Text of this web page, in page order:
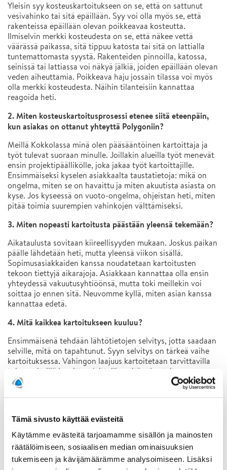
Tämä sivusto käyttää evästeitä
Käytämme evästeitä tarjoamamme sisällön ja mainosten
räätälöimiseen, sosiaalisen median ominaisuuksien
tukemiseen ja kävijämäärämme analysoimiseen. Lisäksi
Yleisin syy kosteuskartoitukseen on se, että on sattunut
vesivahinko tai sitä epäillään. Syy voi olla myös se, että
rakenteissa epäillään olevan poikkeavaa kosteutta.
Ilmiselvin merkki kosteudesta on se, että näkee vettä
väärässä paikassa, sitä tippuu katosta tai sitä on lattialla
tuntemattomasta syystä. Rakenteiden pinnoilla, katossa,
seinissä tai lattiassa voi näkyä jälkiä, joiden epäillään olevan
veden aiheuttamia. Poikkeava haju jossain tilassa voi myös
olla merkki kosteudesta. Näihin tilanteisiin kannattaa
reagoida heti.
2. Miten kosteuskartoitusprosessi etenee siitä eteenpäin,
kun asiakas on ottanut yhteyttä Polygoniin?
Meillä Kokkolassa minä olen pääsääntöinen kartoittaja ja
työt tulevat suoraan minulle. Joillakin alueilla työt menevät
ensin projektipäällikölle, joka jakaa työt kartoittajille.
Ensimmäiseksi kyselen asiakkaalta taustatietoja: mikä on
ongelma, miten se on havaittu ja miten akuutista asiasta on
kyse. Jos kyseessä on vuoto-ongelma, ohjeistan heti, miten
pitää toimia suurempien vahinkojen välttämiseksi.
3. Miten nopeasti kartoitusta päästään yleensä tekemään?
Aikataulusta sovitaan kiireellisyyden mukaan. Joskus paikan
päälle lähdetään heti, mutta yleensä viikon sisällä.
Sopimusasiakkaiden kanssa noudatetaan kartoitusten
tekoon tiettyjä aikarajoja. Asiakkaan kannattaa olla ensin
yhteydessä vakuutusyhtiöönsä, mutta toki meillekin voi
soittaa jo ennen sitä. Neuvomme kyllä, miten asian kanssa
kannattaa edetä.
4. Mitä kaikkea kartoitukseen kuuluu?
Ensimmäisenä tehdään lähtötietojen selvitys, jotta saadaan
selville, mitä on tapahtunut. Syyn selvitys on tärkeä vaihe
kartoituksessa. Vahingon laajuus kartoitetaan tarvittavilla
toimenpiteillä ja mittauslaitteilla: mitä rakenteita on
vaurioitunut ja kuinka laajalti? Rajaamme vahinkoalueen
laajuuden ja merkitsemme sen pohjakuvaan.
Käytämme erilaisia kosteusmittareita, sekä pintoja
rikkomattomia menetelmiä että menetelmiä, jotka vaativat
esimerkiksi reikien poraamista rakenteisiin. Myös
lämpökameraa pystyy hyödyntämään kosteuskartoituksissa,